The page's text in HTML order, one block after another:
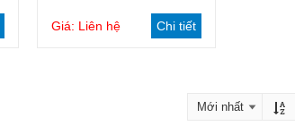
Giá: Liên hệ Chi tiết